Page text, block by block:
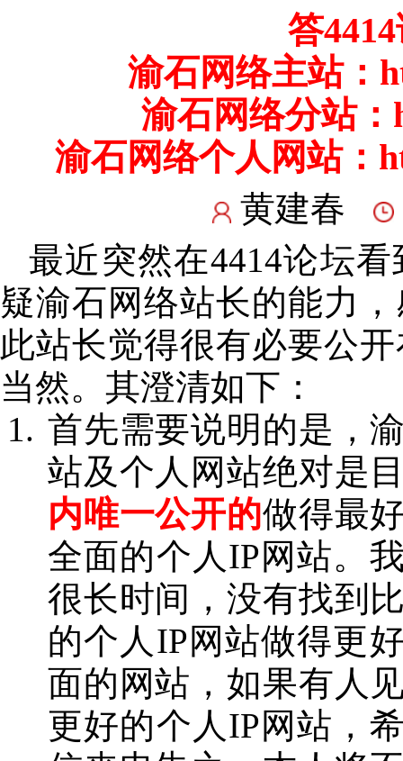
答
渝石网络主站：
渝石网络分站：
渝石网络个人网站：
黄建春
最近突然在4414论坛
疑渝石网络站长的能力
此站长觉得很有必要公
当然。其澄清如下：
首先需要说明的是，
站及个人网站绝对是
内唯一公开的做得最
全面的个人IP网站。
很长时间，没有找到
的个人IP网站做得更
面的网站，如果有人
更好的个人IP网站，